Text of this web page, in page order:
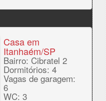
Casa em
Itanhaém/SP
Bairro: Cibratel 2
Dormitórios: 4
Vagas de garagem:
6
WC: 3